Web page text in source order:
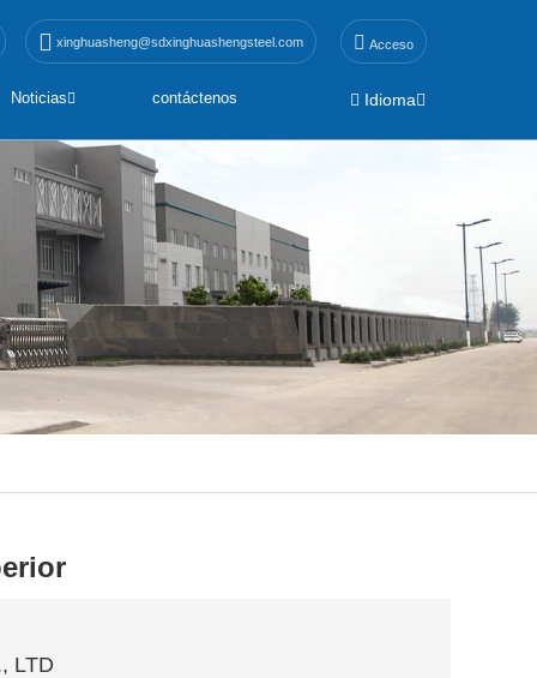
xinghuasheng@sdxinghuashengsteel.com Acceso
Noticias contáctenos Idioma
LTD